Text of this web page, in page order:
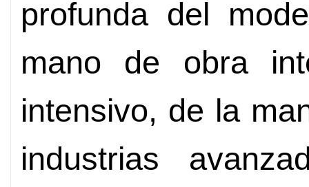
profunda del
mano de obra
intensivo, de la
industrias